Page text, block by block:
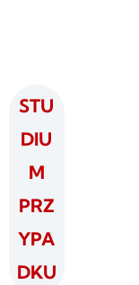
STU
DIU
M
PRZ
YPA
DKU